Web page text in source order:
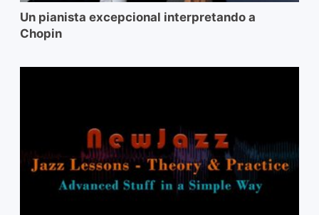
Un pianista excepcional interpretando a
Chopin